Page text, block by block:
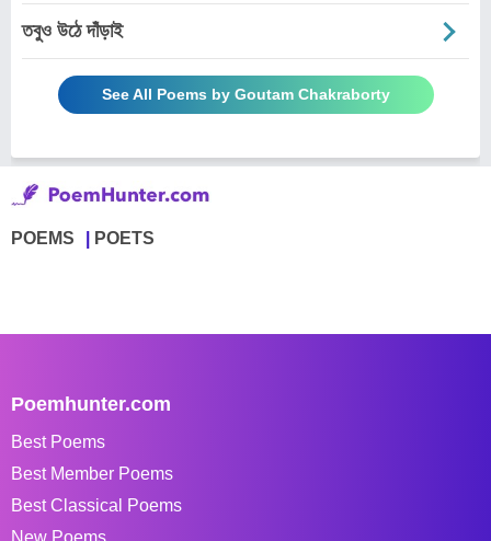
তবুও উঠে দাঁড়াই
See All Poems by Goutam Chakraborty
POEMS POETS
Poemhunter.com
Best Poems
Best Member Poems
Best Classical Poems